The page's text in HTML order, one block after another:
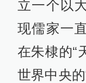
立一个以
现儒家一
在朱棣的“
世界中央